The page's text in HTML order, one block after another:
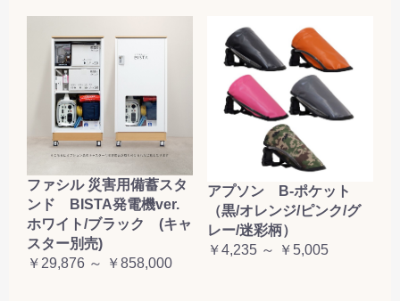
ファシル 災害用備蓄スタ
ンド BISTA発電機ver.
ホワイト/ブラック (キャ
スター別売)
￥29,876 ～ ￥858,000
アプソン B-ポケット
（黒/オレンジ/ピンク/グ
レー/迷彩柄）
￥4,235 ～ ￥5,005